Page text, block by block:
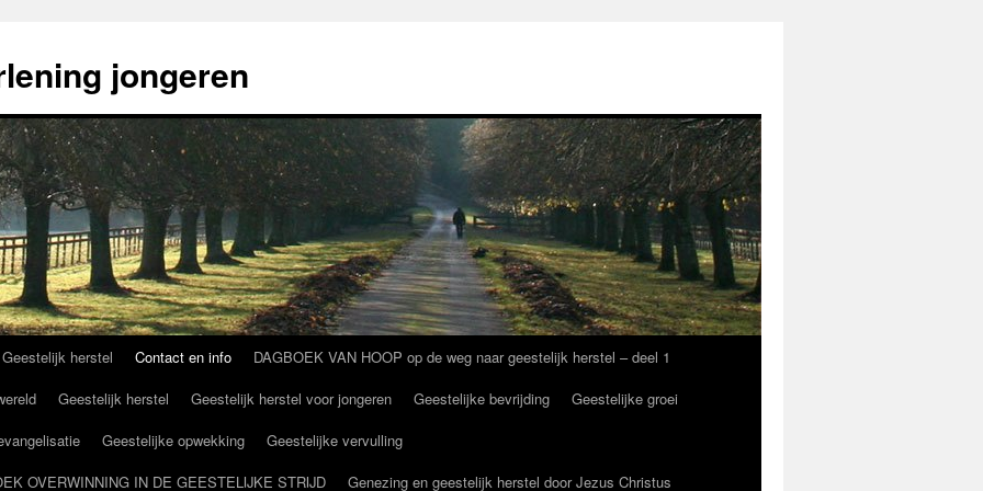
jongeren
herstel Contact en info
DAGBOEK VAN HOOP op de weg naar geestelijk herstel – deel 1
Geestelijk herstel Geestelijk herstel voor jongeren Geestelijke bevrijding
Geestelijke groei
Geestelijke opwekking
Geestelijke vervulling
OVERWINNING IN DE GEESTELIJKE STRIJD
Genezing en geestelijk herstel door Jezus Christus